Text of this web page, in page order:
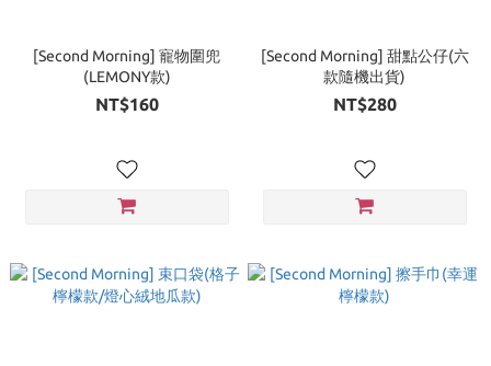
[Second Morning] 寵物圍兜
(LEMONY款)
NT$160
[Second Morning] 甜點公仔(六
款隨機出貨)
NT$280